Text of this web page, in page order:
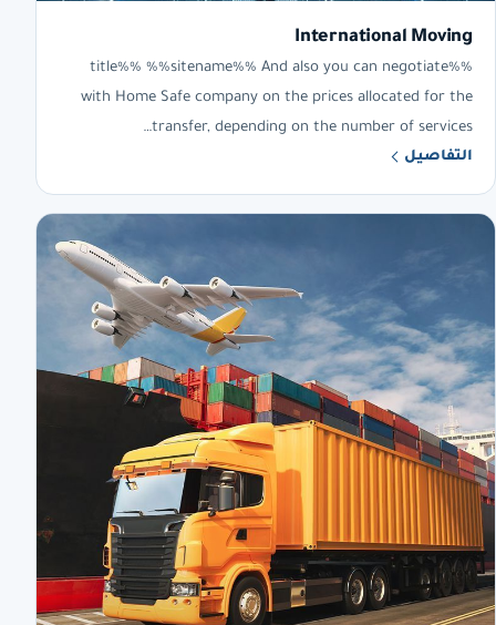
International Moving
%%title%% %%sitename%% And also you can negotiate
with Home Safe company on the prices allocated for the
transfer, depending on the number of services…
التفاصيل